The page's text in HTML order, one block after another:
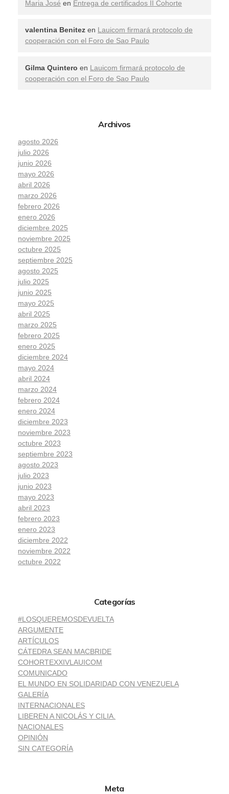
Maria José en Entrega de certificados II Cohorte
valentina Benitez en Lauicom firmará protocolo de
cooperación con el Foro de Sao Paulo
Gilma Quintero en Lauicom firmará protocolo de
cooperación con el Foro de Sao Paulo
Archivos
agosto 2026
julio 2026
junio 2026
mayo 2026
abril 2026
marzo 2026
febrero 2026
enero 2026
diciembre 2025
noviembre 2025
octubre 2025
septiembre 2025
agosto 2025
julio 2025
junio 2025
mayo 2025
abril 2025
marzo 2025
febrero 2025
enero 2025
diciembre 2024
mayo 2024
abril 2024
marzo 2024
febrero 2024
enero 2024
diciembre 2023
noviembre 2023
octubre 2023
septiembre 2023
agosto 2023
julio 2023
junio 2023
mayo 2023
abril 2023
febrero 2023
enero 2023
diciembre 2022
noviembre 2022
octubre 2022
Categorías
#LOSQUEREMOSDEVUELTA
ARGUMENTE
ARTÍCULOS
CÁTEDRA SEAN MACBRIDE
COHORTEXXIVLAUICOM
COMUNICADO
EL MUNDO EN SOLIDARIDAD CON VENEZUELA
GALERÍA
INTERNACIONALES
LIBEREN A NICOLÁS Y CILIA.
NACIONALES
OPINIÓN
SIN CATEGORÍA
Meta